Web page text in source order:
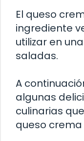
El queso
ingrediente
utilizar en
saladas.
A
algunas
culinarias
queso